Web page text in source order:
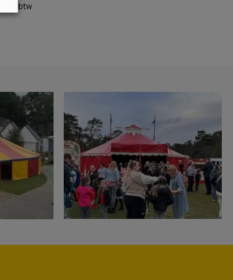
21% btw